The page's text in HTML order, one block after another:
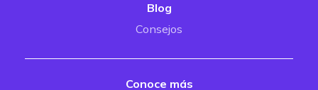
Blog
Consejos
Conoce más